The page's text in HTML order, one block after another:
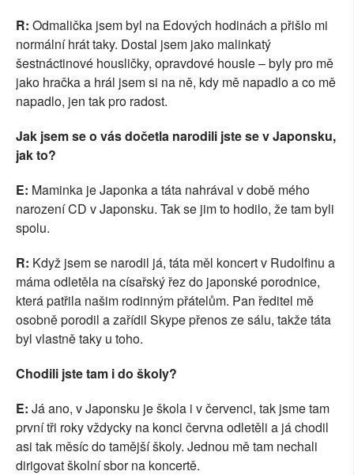
R: Odmalička jsem byl na Edových hodinách a přišlo mi
normální hrát taky. Dostal jsem jako malinkatý
šestnáctinové housličky, opravdové housle – byly pro mě
jako hračka a hrál jsem si na ně, kdy mě napadlo a co mě
napadlo, jen tak pro radost.
Jak jsem se o vás dočetla narodili jste se v Japonsku,
jak to?
E: Maminka je Japonka a táta nahrával v době mého
narození CD v Japonsku. Tak se jim to hodilo, že tam byli
spolu.
R: Když jsem se narodil já, táta měl koncert v Rudolfinu a
máma odletěla na císařský řez do japonské porodnice,
která patřila našim rodinným přátelům. Pan ředitel mě
osobně porodil a zařídil Skype přenos ze sálu, takže táta
byl vlastně taky u toho.
Chodili jste tam i do školy?
E: Já ano, v Japonsku je škola i v červenci, tak jsme tam
první tři roky vždycky na konci června odletěli a já chodil
asi tak měsíc do tamější školy. Jednou mě tam nechali
dirigovat školní sbor na koncertě.